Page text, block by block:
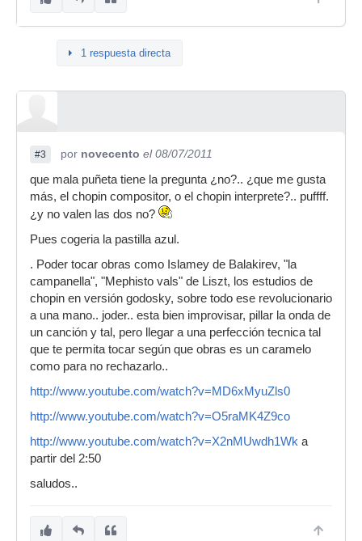
1 respuesta directa
#3 por novecento el 08/07/2011
que mala puñeta tiene la pregunta ¿no?.. ¿que me gusta
más, el chopin compositor, o el chopin interprete?.. puffff.
¿y no valen las dos no?
Pues cogeria la pastilla azul.
. Poder tocar obras como Islamey de Balakirev, "la
campanella", "Mephisto vals" de Liszt, los estudios de
chopin en versión godosky, sobre todo ese revolucionario
a una mano.. joder.. esta bien improvisar, pillar la onda de
un canción y tal, pero llegar a una perfección tecnica tal
que te permita tocar según que obras es un caramelo
como para no rechazarlo..
http://www.youtube.com/watch?v=MD6xMyuZls0
http://www.youtube.com/watch?v=O5raMK4Z9co
http://www.youtube.com/watch?v=X2nMUwdh1Wk a
partir del 2:50
saludos..